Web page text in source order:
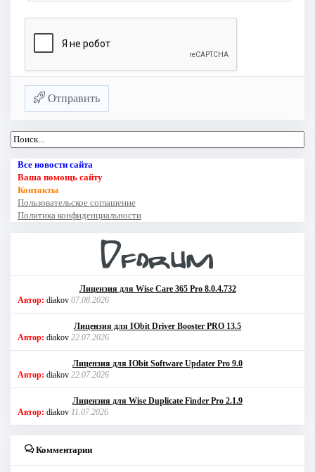
Отправить
Все новости сайта
Ваша помощь сайту
Контакты
Пользовательское соглашение
Политика конфиденциальности
Лицензия для Wise Care 365 Pro 8.0.4.732
Автор: diakov 07.08.2026
Лицензия для IObit Driver Booster PRO 13.5
Автор: diakov 22.07.2026
Лицензия для IObit Software Updater Pro 9.0
Автор: diakov 22.07.2026
Лицензия для Wise Duplicate Finder Pro 2.1.9
Автор: diakov 11.07.2026
Комментарии